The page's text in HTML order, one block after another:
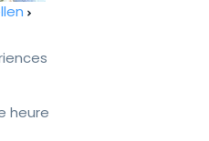
heure